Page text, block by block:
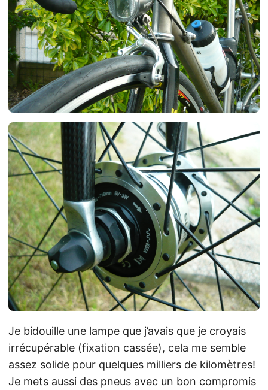
Je bidouille une lampe que j’avais que je croyais
irrécupérable (fixation cassée), cela me semble
assez solide pour quelques milliers de kilomètres!
Je mets aussi des pneus avec un bon compromis